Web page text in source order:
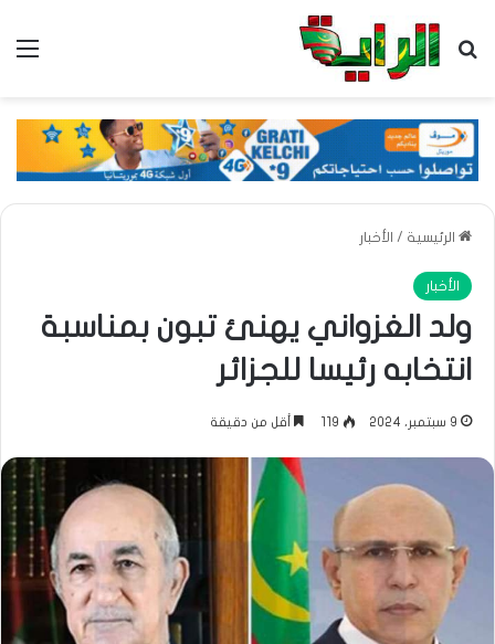
بحث عن
الرئيسية / الأخبار
الأخبار
ولد الغزواني يهنئ تبون بمناسبة
انتخابه رئيسا للجزائر
9 سبتمبر، 2024 119 أقل من دقيقة